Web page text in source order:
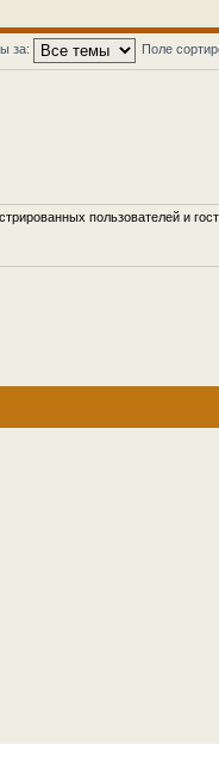
за: Поле
пользователей и